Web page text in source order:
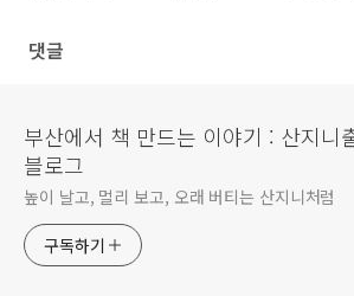
댓글
부산에서 책 만드는 이야기 : 산지니
블로그
높이 날고, 멀리 보고, 오래 버티는 산지니처럼
구독하기